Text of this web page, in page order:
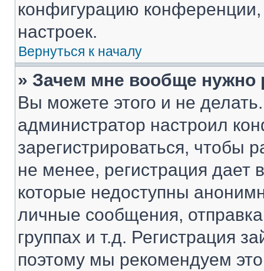
конфигурацию
настроек.
Вернуться к началу
» Зачем мне вообще нужно
Вы можете этого и не
администратор настроил
зарегистрироваться, чтобы
не менее, регистрация
которые недоступны
личные сообщения,
группах и т.д. Регистрация
поэтому мы рекомендуем